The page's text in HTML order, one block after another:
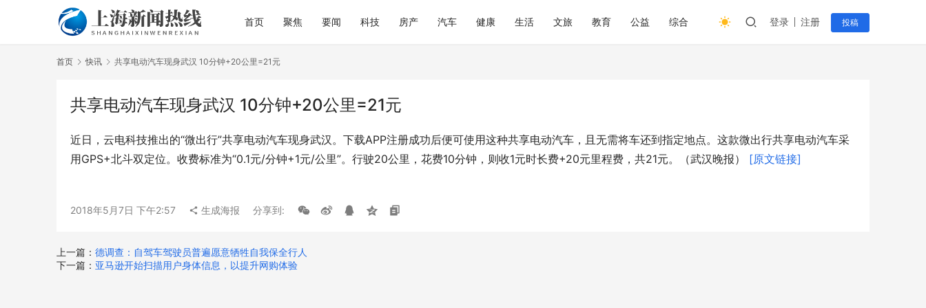
首页 聚焦 要闻 科技 房产 汽车 健康 生活 文旅 教育 公益 综合 登录 注册 投稿
首页 快讯 共享电动汽车现身武汉 10分钟+20公里=21元
共享电动汽车现身武汉 10分钟+20公里=21元
近日，云电科技推出的“微出行”共享电动汽车现身武汉。下载APP注册成功后便可使用这种共享电动汽车，且无需将车还到指定地点。这款微出行共享电动汽车采
用GPS+北斗双定位。收费标准为“0.1元/分钟+1元/公里”。行驶20公里，花费10分钟，则收1元时长费+20元里程费，共21元。（武汉晚报） [原文链接]
2018年5月7日 下午2:57 生成海报 分享到:
上一篇： 德调查：自驾车驾驶员普遍愿意牺牲自我保全行人
下一篇： 亚马逊开始扫描用户身体信息，以提升网购体验